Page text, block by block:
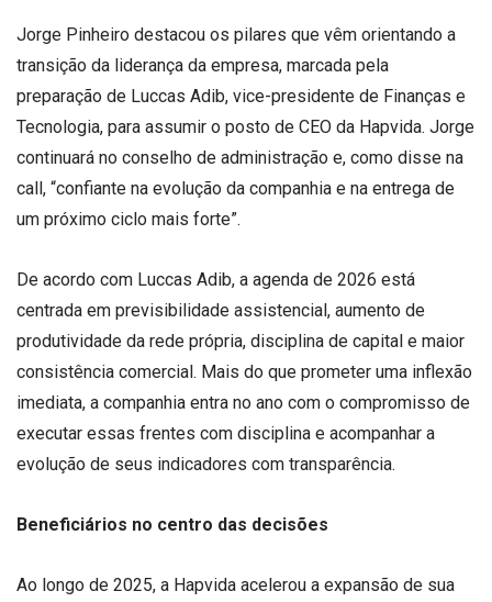
Jorge Pinheiro destacou os pilares que vêm orientando a
transição da liderança da empresa, marcada pela
preparação de Luccas Adib, vice-presidente de Finanças e
Tecnologia, para assumir o posto de CEO da Hapvida. Jorge
continuará no conselho de administração e, como disse na
call, “confiante na evolução da companhia e na entrega de
um próximo ciclo mais forte”.
De acordo com Luccas Adib, a agenda de 2026 está
centrada em previsibilidade assistencial, aumento de
produtividade da rede própria, disciplina de capital e maior
consistência comercial. Mais do que prometer uma inflexão
imediata, a companhia entra no ano com o compromisso de
executar essas frentes com disciplina e acompanhar a
evolução de seus indicadores com transparência.
Beneficiários no centro das decisões
Ao longo de 2025, a Hapvida acelerou a expansão de sua